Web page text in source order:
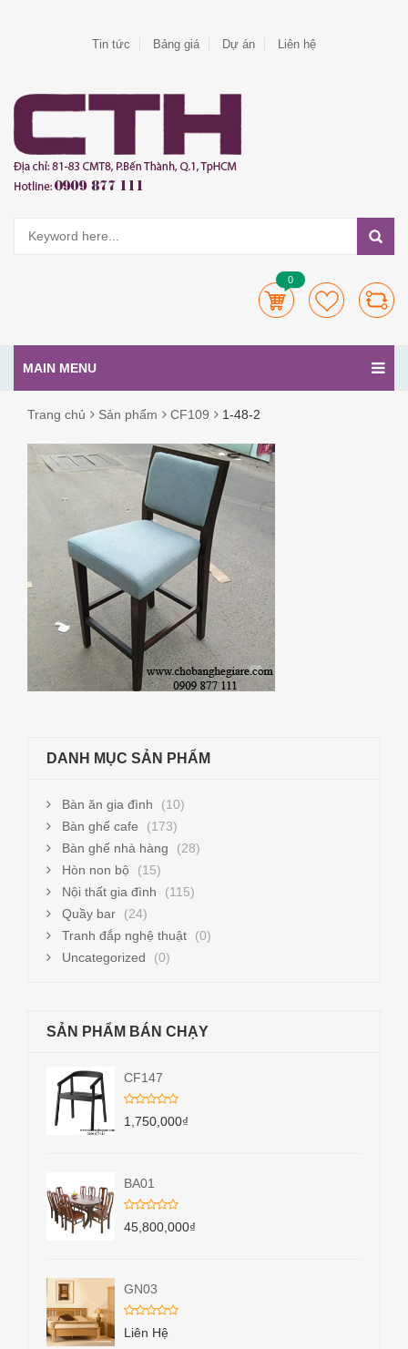
Tin tức Bảng giá Dự án Liên hệ
0
MAIN MENU
Trang chủ Sản phẩm CF109 1-48-2
1-
2
DANH MỤC SẢN PHẨM
Bàn ăn gia đình
(10)
Bàn ghế cafe
(173)
Bàn ghế nhà hàng
(28)
Hòn non bộ
(15)
Nội thất gia đình
(115)
Quầy bar
(24)
Tranh đắp nghệ thuật
(0)
Uncategorized
(0)
SẢN PHẨM BÁN CHẠY
CF147
1,750,000₫
BA01
45,800,000₫
GN03
Liên Hệ